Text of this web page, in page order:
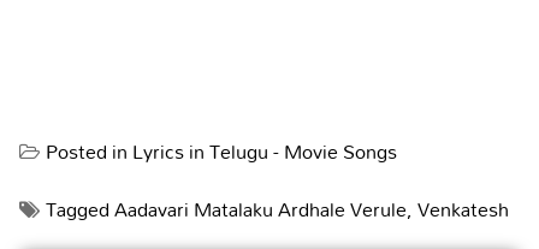
Posted inLyrics in Telugu - Movie Songs
TaggedAadavari Matalaku Ardhale Verule,Venkatesh